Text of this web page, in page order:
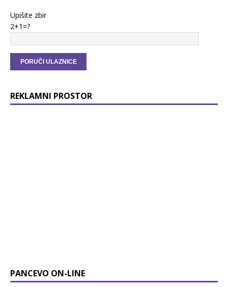
Upišite zbir
2+1=?
REKLAMNI PROSTOR
PANCEVO ON-LINE